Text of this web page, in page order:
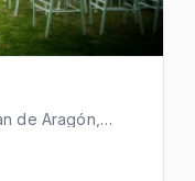
de Aragón,